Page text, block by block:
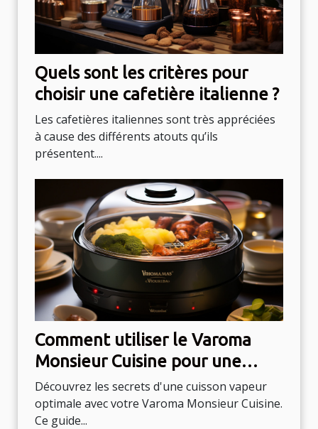
Quels sont les critères pour
choisir une cafetière italienne ?
Les cafetières italiennes sont très appréciées
à cause des différents atouts qu’ils
présentent....
Comment utiliser le Varoma
Monsieur Cuisine pour une
cuisson vapeur optimale
Découvrez les secrets d'une cuisson vapeur
optimale avec votre Varoma Monsieur Cuisine.
Ce guide...